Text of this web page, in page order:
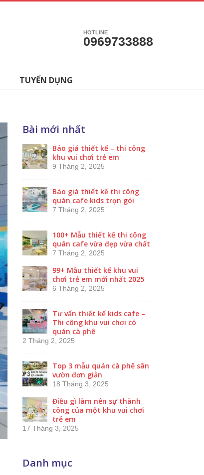
HOTLINE
0969733888
TUYỂN DỤNG
Bài mới nhất
Báo giá thiết kế – thi công
khu vui chơi trẻ em
9 Tháng 2, 2025
Báo giá thiết kế thi công
quán cafe kids trọn gói
7 Tháng 2, 2025
100+ Mẫu thiết kế thi công
quán cafe vừa đẹp vừa chất
7 Tháng 2, 2025
99+ Mẫu thiết kế khu vui
chơi trẻ em mới nhất 2025
6 Tháng 2, 2025
Tư vấn thiết kế kids cafe –
Thi công khu vui chơi có
quán cà phê
2 Tháng 2, 2025
Top 3 mẫu quán cà phê sân
vườn đơn giản
18 Tháng 3, 2025
Điều gì làm nên sự thành
công của một khu vui chơi
trẻ em
17 Tháng 3, 2025
Danh mục